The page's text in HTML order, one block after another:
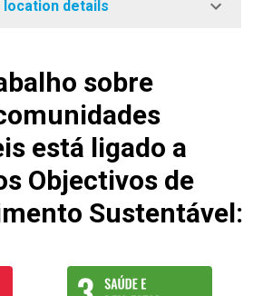
details
sobre
está ligado a
Objectivos de
Sustentável: